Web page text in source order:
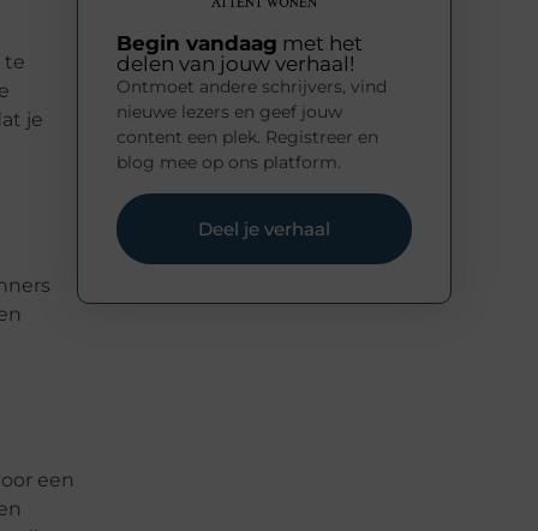
te
je
een
Begin vandaag met het
delen van jouw verhaal!
Ontmoet andere schrijvers, vind
nieuwe lezers en geef jouw
content een plek. Registreer en
blog mee op ons platform.
Deel je verhaal